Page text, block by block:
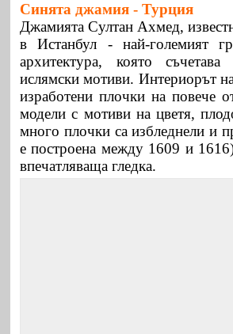
Синята джамия - Турция
Джамията Султан Ахмед,
в Истанбул - най-големият
архитектура, която
ислямски мотиви. Интериорът
изработени плочки на повече
модели с мотиви на цветя,
много плочки са избледнели и
е построена между 1609 и
впечатляваща гледка.